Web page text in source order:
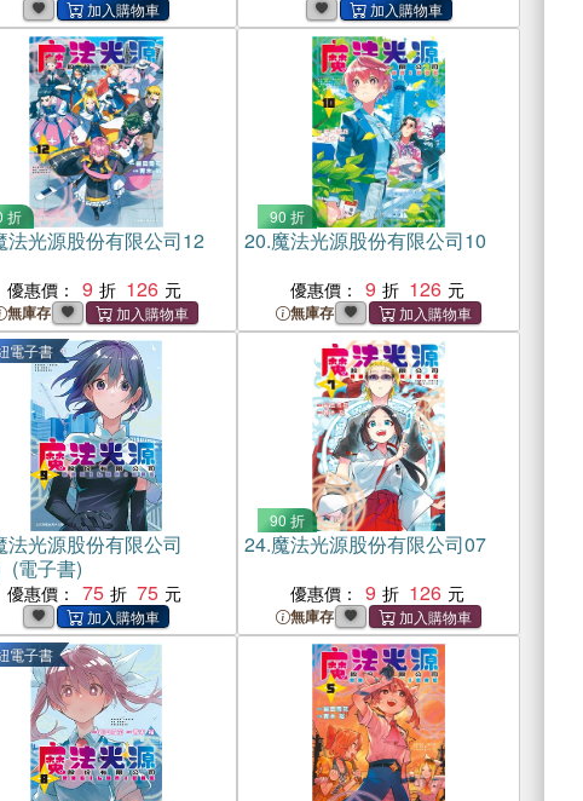
折
法光源股份有限公司12
優惠價： 9 126
無庫存
90 折
20.魔法光源股份有限公司10
優惠價： 9 126
無庫存
電子書
法光源股份有限公司
(電子書)
優惠價： 75 75
90 折
24.魔法光源股份有限公司07
優惠價： 9 126
無庫存
電子書